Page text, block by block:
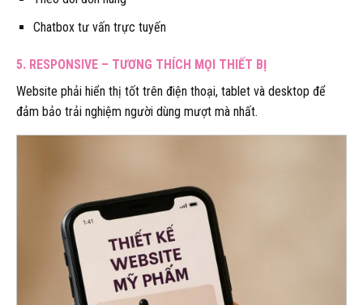
Chatbox tư vấn trực tuyến
5. RESPONSIVE – TƯƠNG THÍCH MỌI THIẾT BỊ
Website phải hiển thị tốt trên điện thoại, tablet và desktop để
đảm bảo trải nghiệm người dùng mượt mà nhất.